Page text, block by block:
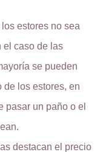
estores no sea
el caso de las
se pueden
de los estores, en
pasar un paño o el
destacan el precio